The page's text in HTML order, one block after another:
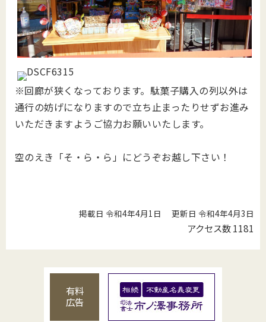
※回廊が狭くなっております。駄菓子購入の列以外は
通行の妨げになりますので立ち止まったりせずお進み
いただきますようご協力お願いいたします。
空のえき「そ・ら・ら」にどうぞお越し下さい！
掲載日 令和4年4月1日 更新日 令和4年4月3日
アクセス数1181
有料
広告